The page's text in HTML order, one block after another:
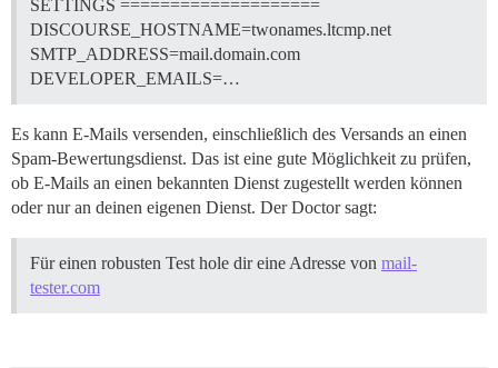
SETTINGS ====================
DISCOURSE_HOSTNAME=twonames.ltcmp.net
SMTP_ADDRESS=mail.domain.com
DEVELOPER_EMAILS=…
Es kann E-Mails versenden, einschließlich des Versands an einen
Spam-Bewertungsdienst. Das ist eine gute Möglichkeit zu prüfen,
ob E-Mails an einen bekannten Dienst zugestellt werden können
oder nur an deinen eigenen Dienst. Der Doctor sagt:
Für einen robusten Test hole dir eine Adresse von mail-
tester.com